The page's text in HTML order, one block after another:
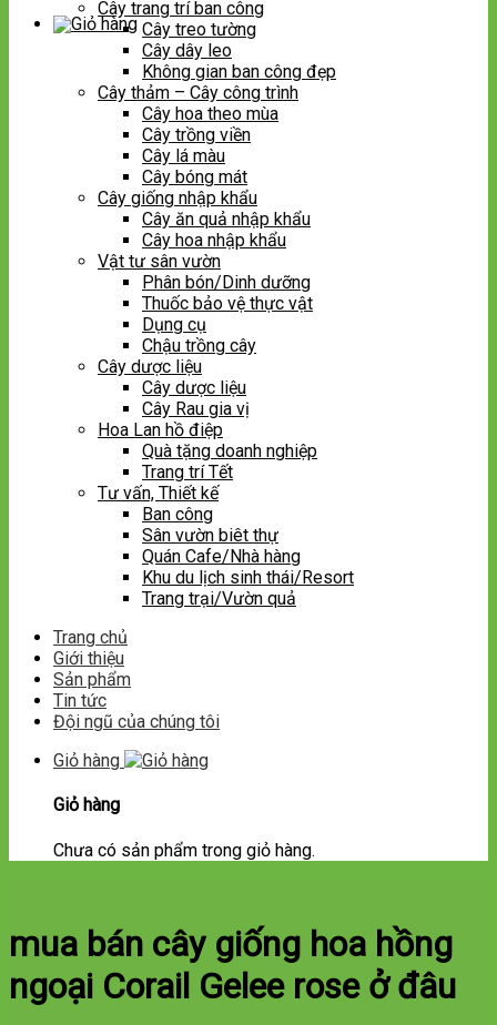
Cây trang trí ban công
Cây treo tường
Cây dây leo
Không gian ban công đẹp
Cây thảm – Cây công trình
Cây hoa theo mùa
Cây trồng viền
Cây lá màu
Cây bóng mát
Cây giống nhập khẩu
Cây ăn quả nhập khẩu
Cây hoa nhập khẩu
Vật tư sân vườn
Phân bón/Dinh dưỡng
Thuốc bảo vệ thực vật
Dụng cụ
Chậu trồng cây
Cây dược liệu
Cây dược liệu
Cây Rau gia vị
Hoa Lan hồ điệp
Quà tặng doanh nghiệp
Trang trí Tết
Tư vấn, Thiết kế
Ban công
Sân vườn biêt thự
Quán Cafe/Nhà hàng
Khu du lịch sinh thái/Resort
Trang trại/Vườn quả
Trang chủ
Giới thiệu
Sản phẩm
Tin tức
Đội ngũ của chúng tôi
Giỏ hàng
Giỏ hàng
Chưa có sản phẩm trong giỏ hàng.
mua bán cây giống hoa hồng
ngoại Corail Gelee rose ở đâu